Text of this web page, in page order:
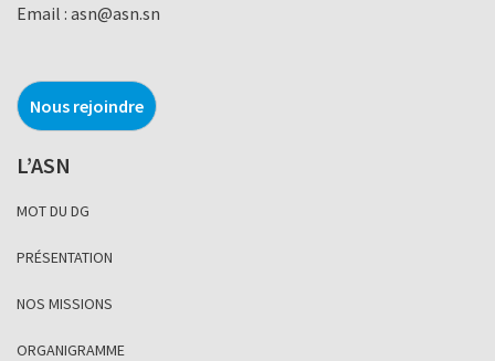
Email : asn@asn.sn
Nous rejoindre
L’ASN
MOT DU DG
PRÉSENTATION
NOS MISSIONS
ORGANIGRAMME